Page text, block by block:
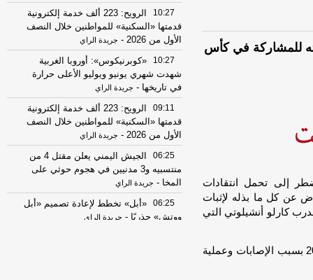
للمشاركة في كأس
⁠إلى تحمل انتقادات
عن كل ما بذله لإثبات
كارلو أنشيلوتي التي
ولم يلعب مهاجم سانتوس مع منتخب بلاده منذ عام 2023 بسبب الإصابات وعملية
10:27
الرويح: 223 ألف خدمة إلكترونية
قدمتها «السكنية» للمواطنين خلال النصف
الأول من 2026
- جريدة الراي
10:27
«كوبرنيكوس»: أوروبا الغربية
شهدت شهري يونيو ويوليو الأعلى حرارة
في تاريخها - جريدة الراي
09:11
الرويح: 223 ألف خدمة إلكترونية
قدمتها «السكنية» للمواطنين خلال النصف
الأول من 2026
- جريدة الراي
06:25
الجيش اليمني يعلن مقتل 4 من
منتسبيه و3 مدنيين في هجوم حوثي على
المخا - جريدة الراي
06:25
«أبل» تخطط لإعادة تصميم «أبل
ووتش» جذريًا - جريدة الراي